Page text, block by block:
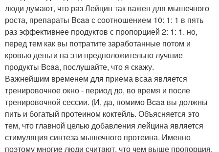
люди думают, что раз Лейцин так важен для мышечного
роста, препараты Bcaa с соотношением 10: 1: 1 в пять
раз эффективнее продуктов с пропорцией 2: 1: 1. но,
перед тем как вы потратите заработанные потом и
кровью деньги на эти предположительно лучшие
продукты Bcaa, послушайте, что я скажу.
Важнейшим временем для приема всаа является
тренировочное окно - период до, во время и после
тренировочной сессии. (И, да, помимо Bcaa вы должны
пить и богатый протеином коктейль. Объясняется это
тем, что главной целью добавления лейцина является
стимуляция синтеза мышечного протеина. Именно
поэтому многие люди считают, что чем выше пропорция,